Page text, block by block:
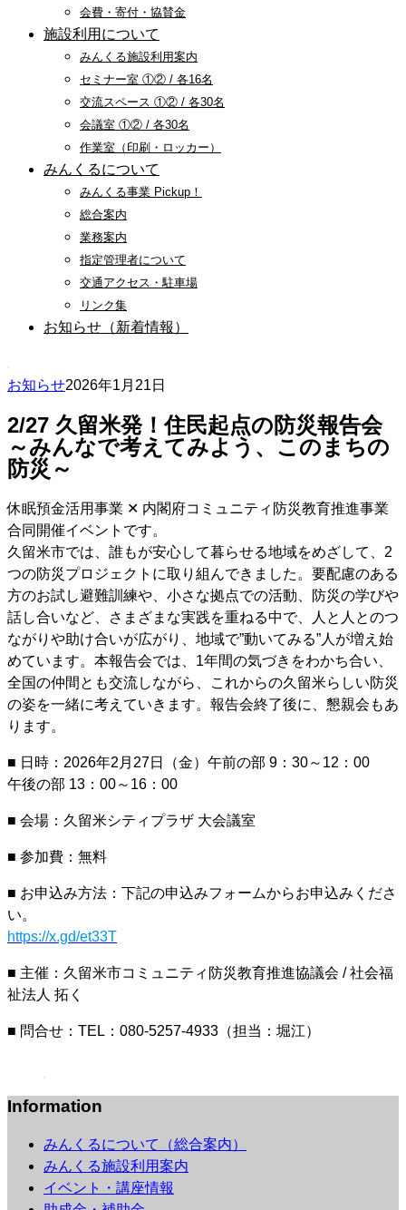
会費・寄付・協賛金
施設利用について
みんくる施設利用案内
セミナー室 ①② / 各16名
交流スペース ①② / 各30名
会議室 ①② / 各30名
作業室（印刷・ロッカー）
みんくるについて
みんくる事業 Pickup！
総合案内
業務案内
指定管理者について
交通アクセス・駐車場
リンク集
お知らせ（新着情報）
お知らせ2026年1月21日
2/27 久留米発！住民起点の防災報告会
～みんなで考えてみよう、このまちの
防災～
休眠預金活用事業 ✕ 内閣府コミュニティ防災教育推進事業
合同開催イベントです。
久留米市では、誰もが安心して暮らせる地域をめざして、2
つの防災プロジェクトに取り組んできました。要配慮のある
方のお試し避難訓練や、小さな拠点での活動、防災の学びや
話し合いなど、さまざまな実践を重ねる中で、人と人とのつ
ながりや助け合いが広がり、地域で”動いてみる”人が増え始
めています。本報告会では、1年間の気づきをわかち合い、
全国の仲間とも交流しながら、これからの久留米らしい防災
の姿を一緒に考えていきます。報告会終了後に、懇親会もあ
ります。
■ 日時：2026年2月27日（金）午前の部 9：30～12：00
午後の部 13：00～16：00
■ 会場：久留米シティプラザ 大会議室
■ 参加費：無料
■ お申込み方法：下記の申込みフォームからお申込みくださ
い。
https://x.gd/et33T
■ 主催：久留米市コミュニティ防災教育推進協議会 / 社会福
祉法人 拓く
■ 問合せ：TEL：080-5257-4933（担当：堀江）
Information
みんくるについて（総合案内）
みんくる施設利用案内
イベント・講座情報